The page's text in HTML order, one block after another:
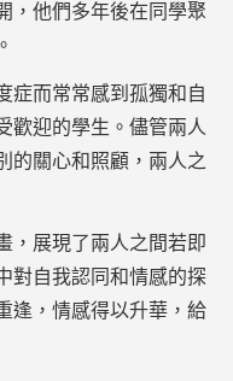
，他們多年後在同學聚
症而常常感到孤獨和自
歡迎的學生。儘管兩人
的關心和照顧，兩人之
，展現了兩人之間若即
對自我認同和情感的探
逢，情感得以升華，給